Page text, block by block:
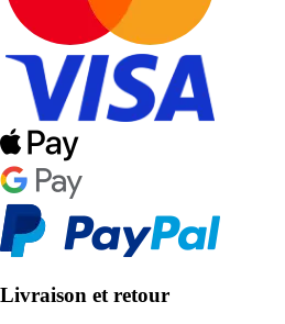
Livraison et retour